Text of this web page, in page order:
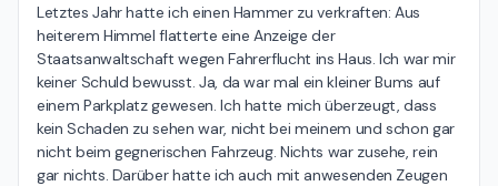
Letztes Jahr hatte ich einen Hammer zu verkraften: Aus
heiterem Himmel flatterte eine Anzeige der
Staatsanwaltschaft wegen Fahrerflucht ins Haus. Ich war mir
keiner Schuld bewusst. Ja, da war mal ein kleiner Bums auf
einem Parkplatz gewesen. Ich hatte mich überzeugt, dass
kein Schaden zu sehen war, nicht bei meinem und schon gar
nicht beim gegnerischen Fahrzeug. Nichts war zusehe, rein
gar nichts. Darüber hatte ich auch mit anwesenden Zeugen